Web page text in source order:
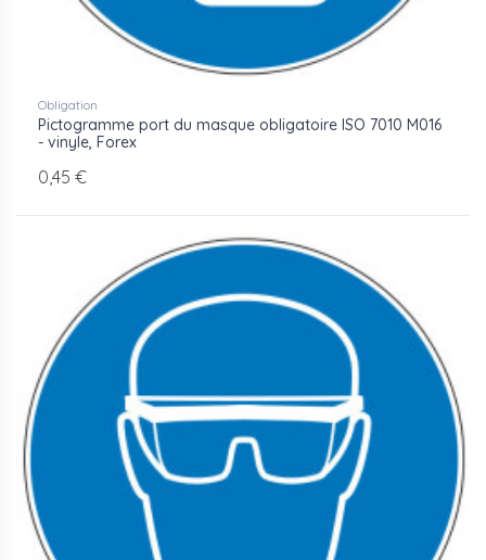
Obligation
Pictogramme port du masque obligatoire ISO 7010 M016
- vinyle, Forex
0,45 €